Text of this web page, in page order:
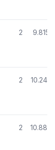
2 9.815
2 10.245
2 10.889